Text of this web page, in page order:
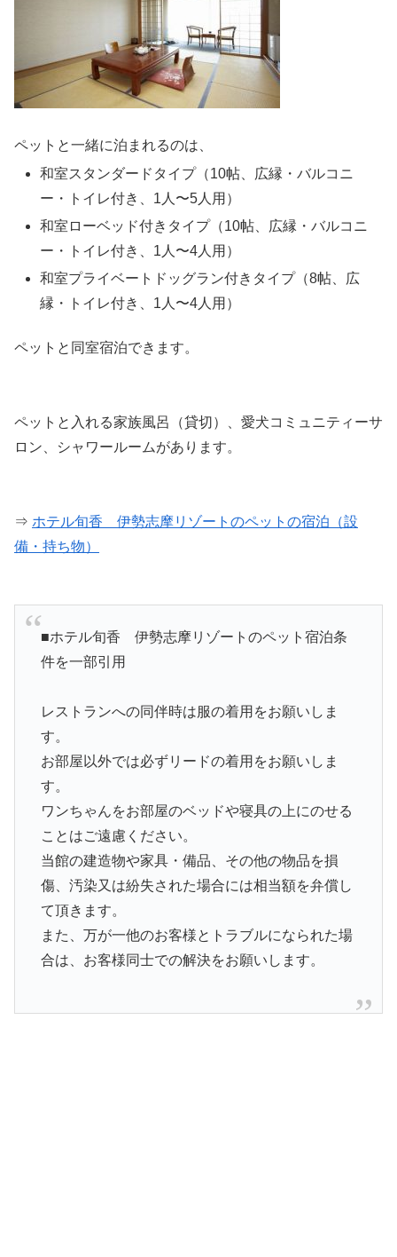
ペットと一緒に泊まれるのは、
和室スタンダードタイプ（10帖、広縁・バルコニ
ー・トイレ付き、1人〜5人用）
和室ローベッド付きタイプ（10帖、広縁・バルコニ
ー・トイレ付き、1人〜4人用）
和室プライベートドッグラン付きタイプ（8帖、広
縁・トイレ付き、1人〜4人用）
ペットと同室宿泊できます。
ペットと入れる家族風呂（貸切）、愛犬コミュニティーサ
ロン、シャワールームがあります。
⇒ ホテル旬香 伊勢志摩リゾートのペットの宿泊（設
備・持ち物）
■ホテル旬香 伊勢志摩リゾートのペット宿泊条
件を一部引用
レストランへの同伴時は服の着用をお願いしま
す。
お部屋以外では必ずリードの着用をお願いしま
す。
ワンちゃんをお部屋のベッドや寝具の上にのせる
ことはご遠慮ください。
当館の建造物や家具・備品、その他の物品を損
傷、汚染又は紛失された場合には相当額を弁償し
て頂きます。
また、万が一他のお客様とトラブルになられた場
合は、お客様同士での解決をお願いします。